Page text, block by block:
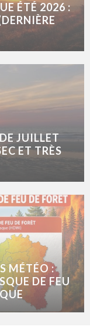
ÉTÉ 2026 :
JUILLET
ET TRÈS
MÉTÉO :
DE FEU